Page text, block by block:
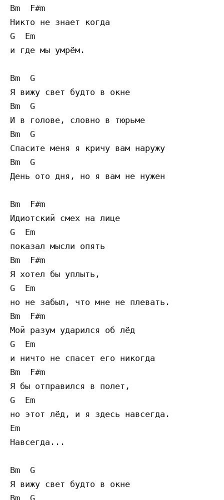
Bm  F#m
Никто не знает когда
G  Em
и где мы умрём.
Bm  G
Я вижу свет будто в окне
Bm  G
И в голове, словно в тюрьме
Bm  G
Спасите меня я кричу вам наружу
Bm  G
День ото дня, но я вам не нужен
Bm  F#m
Идиотский смех на лице
G  Em
показал мысли опять
Bm  F#m
Я хотел бы уплыть,
G  Em
но не забыл, что мне не плевать.
Bm  F#m
Мой разум ударился об лёд
G  Em
и ничто не спасет его никогда
Bm  F#m
Я бы отправился в полет,
G  Em
но этот лёд, и я здесь навсегда.
Em
Навсегда...
Bm  G
Я вижу свет будто в окне